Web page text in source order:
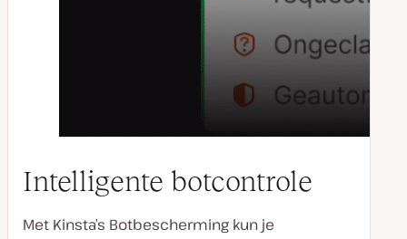
Intelligente botcontrole
Met Kinsta’s Botbescherming kun je